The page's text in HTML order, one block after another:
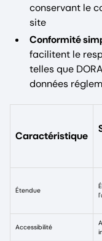
conservant le
site
Conformité
facilitent le
telles que
données
Caractéristique
Étendue
Accessibilité